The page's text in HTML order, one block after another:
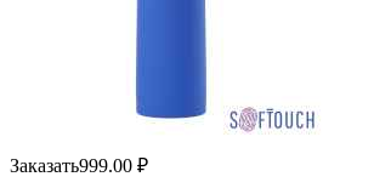
Заказать999.00 ₽